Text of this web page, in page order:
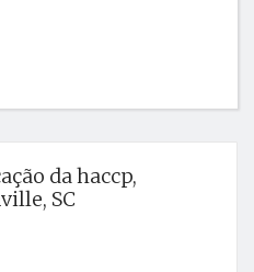
da haccp,
SC